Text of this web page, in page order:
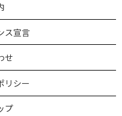
ス宣言
せ
リシー
プ